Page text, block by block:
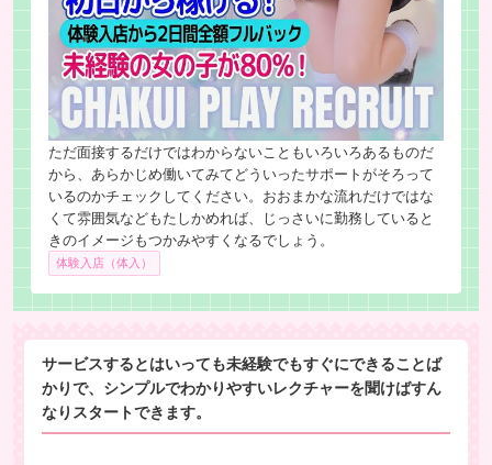
ただ面接するだけではわからないこともいろいろあるものだ
から、あらかじめ働いてみてどういったサポートがそろって
いるのかチェックしてください。おおまかな流れだけではな
くて雰囲気などもたしかめれば、じっさいに勤務していると
きのイメージもつかみやすくなるでしょう。
体験入店（体入）
サービスするとはいっても未経験でもすぐにできることば
かりで、シンプルでわかりやすいレクチャーを聞けばすん
なりスタートできます。